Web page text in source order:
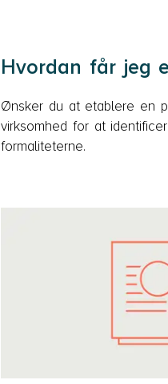
Hvordan får jeg
Ønsker du at etablere en
virksomhed for at
formaliteterne.